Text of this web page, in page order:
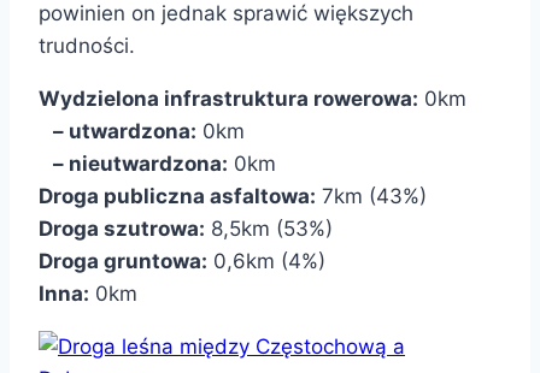
powinien on jednak sprawić większych
trudności.
Wydzielona infrastruktura rowerowa: 0km
– utwardzona: 0km
– nieutwardzona: 0km
Droga publiczna asfaltowa: 7km (43%)
Droga szutrowa: 8,5km (53%)
Droga gruntowa: 0,6km (4%)
Inna: 0km